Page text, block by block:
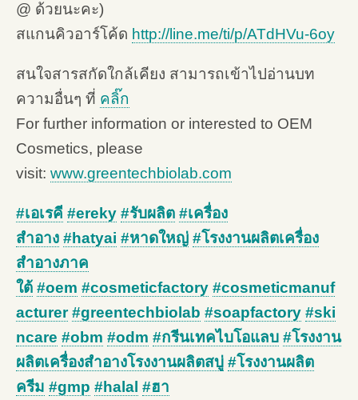
@ ด้วยนะคะ)
สแกนคิวอาร์โค้ด http://line.me/ti/p/ATdHVu-6oy
สนใจสารสกัดใกล้เคียง สามารถเข้าไปอ่านบท
ความอื่นๆ ที่ คลิ๊ก
For further information or interested to OEM
Cosmetics, please
visit: www.greentechbiolab.com
#เอเรคี #ereky #รับผลิต #เครื่อง
สำอาง #hatyai #หาดใหญ่ #โรงงานผลิตเครื่อง
สำอางภาค
ใต้ #oem #cosmeticfactory #cosmeticmanuf
acturer #greentechbiolab #soapfactory #ski
ncare #obm #odm #กรีนเทคไบโอแลบ #โรงงาน
ผลิตเครื่องสำอางโรงงานผลิตสบู่ #โรงงานผลิต
ครีม #gmp #halal #ฮา